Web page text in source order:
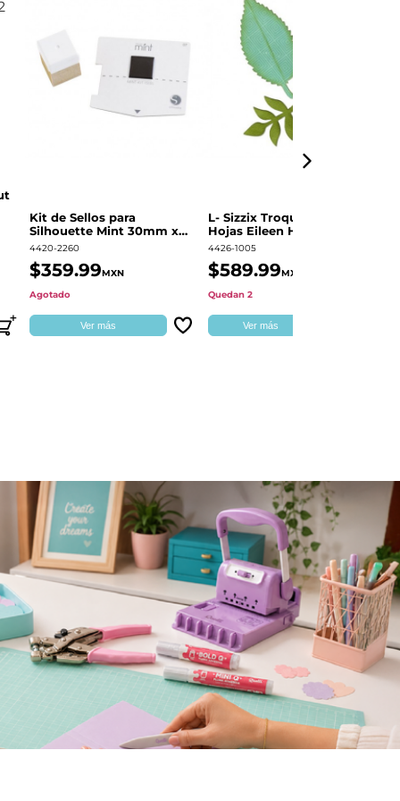
Kit de Sellos para
Silhouette Mint 30mm x
60mm
4420-2260
$359.99MXN
Agotado
Ver más
L- Sizzix Troquel Grueso
Hojas Eileen Hull | 661111
4426-1005
$589.99MXN
Quedan 2
Ver más